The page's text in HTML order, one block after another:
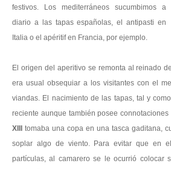
festivos. Los mediterráneos sucumbimos a
diario a las tapas españolas, el antipasti en
Italia o el apéritif en Francia, por ejemplo.
El origen del aperitivo se remonta al reinado
era usual obsequiar a los visitantes con el
viandas. El nacimiento de las tapas, tal y
reciente aunque también posee
XIII
tomaba una copa en una tasca gaditana,
soplar algo de viento. Para evitar que en
partículas, al camarero se le ocurrió colocar